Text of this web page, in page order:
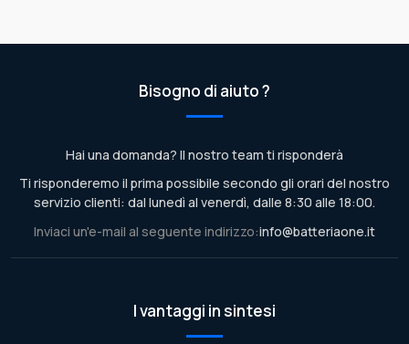
Bisogno di aiuto ?
Hai una domanda? Il nostro team ti risponderà
Ti risponderemo il prima possibile secondo gli orari del nostro
servizio clienti: dal lunedì al venerdì, dalle 8:30 alle 18:00.
Inviaci un'e-mail al seguente indirizzo:info@batteriaone.it
I vantaggi in sintesi